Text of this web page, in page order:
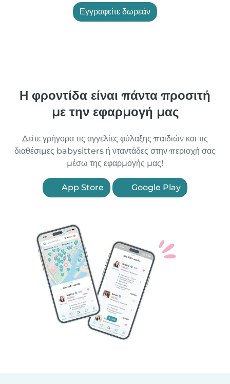
Εγγραφείτε δωρεάν
Η φροντίδα είναι πάντα προσιτή
με την εφαρμογή μας
Δείτε γρήγορα τις αγγελίες φύλαξης παιδιών και τις
διαθέσιμες babysitters ή νταντάδες στην περιοχή σας
μέσω της εφαρμογής μας!
App Store Google Play